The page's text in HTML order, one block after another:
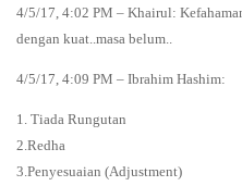
4/5/17, 4:02 PM – Khairul:
dengan kuat..masa belum..
4/5/17, 4:09 PM – Ibrahim Hashim:
1. Tiada Rungutan
2.Redha
3.Penyesuaian (Adjustment)